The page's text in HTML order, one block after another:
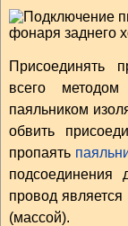
Присоединять
всего
паяльником
обвить
пропаять
подсоединения
провод
(массой).